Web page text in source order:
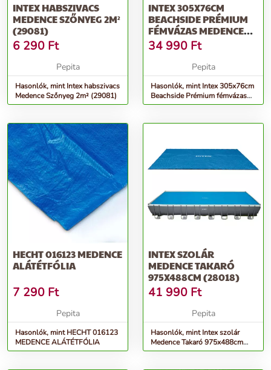
INTEX HABSZIVACS
MEDENCE SZŐNYEG 2M²
(29081)
6 290 Ft
Pepita
Hasonlók, mint Intex habszivacs
Medence Szőnyeg 2m² (29081)
INTEX 305X76CM
BEACHSIDE PRÉMIUM
FÉMVÁZAS MEDENCE
(28206NP)
34 990 Ft
Pepita
Hasonlók, mint Intex 305x76cm
Beachside Prémium fémvázas
Medence (28206NP)
HECHT 016123 MEDENCE
ALÁTÉTFÓLIA
7 290 Ft
Pepita
Hasonlók, mint HECHT 016123
MEDENCE ALÁTÉTFÓLIA
INTEX SZOLÁR
MEDENCE TAKARÓ
975X488CM (28018)
41 990 Ft
Pepita
Hasonlók, mint Intex szolár
Medence Takaró 975x488cm
(28018)